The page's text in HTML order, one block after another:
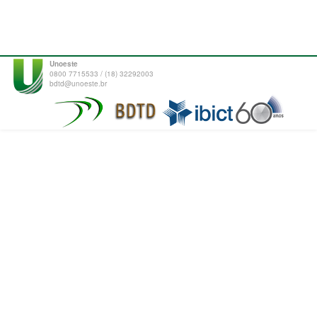
Unoeste
0800 7715533 / (18) 32292003
bdtd@unoeste.br